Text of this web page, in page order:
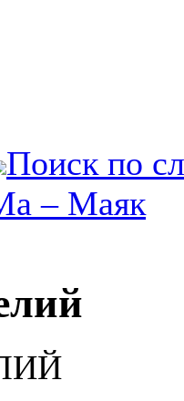
Поиск по
– Маяк